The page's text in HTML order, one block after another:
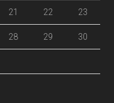
21 22 23
28 29 30